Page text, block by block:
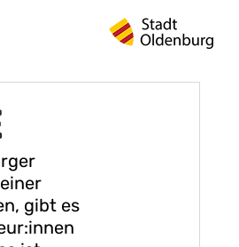
gibt es